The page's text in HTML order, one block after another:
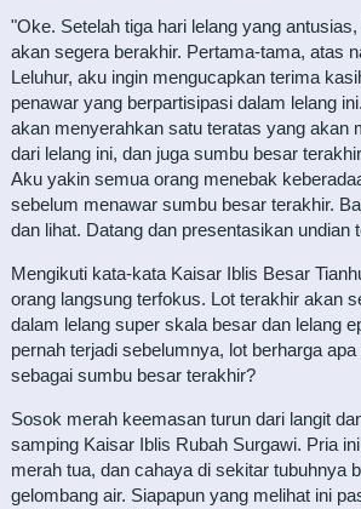
"Oke. Setelah tiga hari lelang yang
akan segera berakhir. Pertama-tama, atas
Leluhur, aku ingin mengucapkan terima
penawar yang berpartisipasi dalam lelang
akan menyerahkan satu teratas yang akan
dari lelang ini, dan juga sumbu besar
Aku yakin semua orang menebak
sebelum menawar sumbu besar terakhir.
dan lihat. Datang dan presentasikan undian
Mengikuti kata-kata Kaisar Iblis Besar
orang langsung terfokus. Lot terakhir akan
dalam lelang super skala besar dan lelang
pernah terjadi sebelumnya, lot berharga
sebagai sumbu besar terakhir?
Sosok merah keemasan turun dari langit
samping Kaisar Iblis Rubah Surgawi. Pria
merah tua, dan cahaya di sekitar tubuhnya
gelombang air. Siapapun yang melihat ini